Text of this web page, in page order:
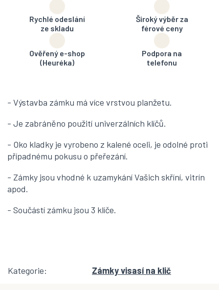
Rychlé odeslání
ze skladu
Široký výběr za
férové ceny
Ověřený e-shop
(Heuréka)
Podpora na
telefonu
- Výstavba zámku má více vrstvou planžetu.
- Je zabráněno použití univerzálních klíčů.
- Oko kladky je vyrobeno z kalené oceli, je odolné proti
případnému pokusu o přeřezání.
- Zámky jsou vhodné k uzamykání Vašich skříní, vitrín
apod.
- Součástí zámku jsou 3 klíče.
Kategorie: Zámky visasí na klič